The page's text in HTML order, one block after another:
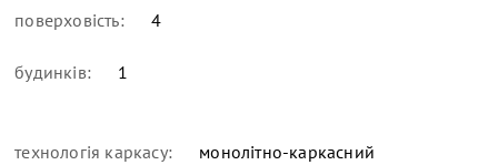
поверховість: 4
будинків: 1
технологія каркасу: монолітно-каркасний